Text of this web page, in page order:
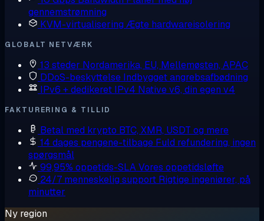
gennemstrømning
KVM-virtualisering Ægte hardwareisolering
GLOBALT NETVÆRK
13 steder Nordamerika, EU, Mellemøsten, APAC
DDoS-beskyttelse Indbygget angrebsafbødning
IPv6 + dedikeret IPv4 Native v6, din egen v4
FAKTURERING & TILLID
Betal med krypto BTC, XMR, USDT og mere
14 dages pengene-tilbage Fuld refundering, ingen
spørgsmål
99,95% oppetids-SLAVores oppetidsløfte
24/7 menneskelig support Rigtige ingeniører, på
minutter
Ny region